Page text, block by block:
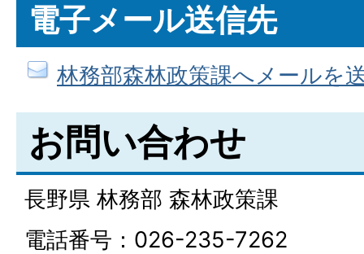
電子メール送信先
林務部森林政策課へメールを
お問い合わせ
長野県 林務部 森林政策課
電話番号：026-235-7262